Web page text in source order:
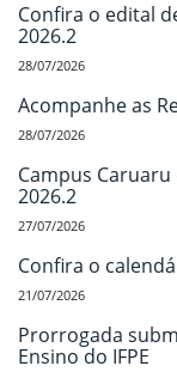
Confira o edital
2026.2
28/07/2026
Acompanhe as
28/07/2026
Campus
2026.2
27/07/2026
Confira o
21/07/2026
Prorrogada
Ensino do IFPE